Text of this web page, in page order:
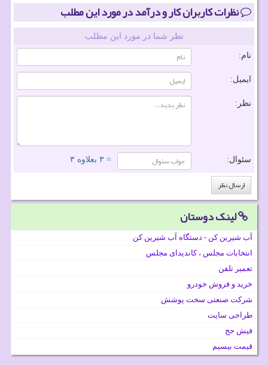
نظرات کاربران کار و درآمد در مورد این مطلب
نظر شما در مورد این مطلب
نام:
ایمیل:
نظر:
سئوال: = ۳ بعلاوه ۳
لینک دوستان
آب شیرین کن - دستگاه آب شیرین کن
انتخابات مجلس ، کاندیدای مجلس
تعمیر تلفن
خرید و فروش خودرو
شرکت صنعتی سخت پوشش
طراحی سایت
فیش حج
قیمت بیسیم